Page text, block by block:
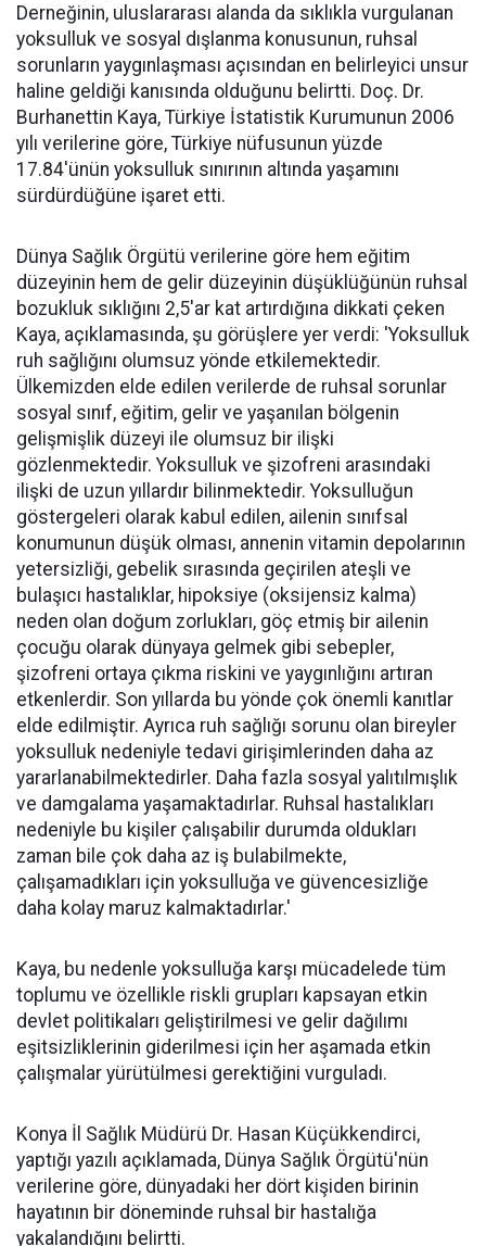
Derneğinin, uluslararası alanda da sıklıkla vurgulanan
yoksulluk ve sosyal dışlanma konusunun, ruhsal
sorunların yaygınlaşması açısından en belirleyici unsur
haline geldiği kanısında olduğunu belirtti. Doç. Dr.
Burhanettin Kaya, Türkiye İstatistik Kurumunun 2006
yılı verilerine göre, Türkiye nüfusunun yüzde
17.84'ünün yoksulluk sınırının altında yaşamını
sürdürdüğüne işaret etti.
Dünya Sağlık Örgütü verilerine göre hem eğitim
düzeyinin hem de gelir düzeyinin düşüklüğünün ruhsal
bozukluk sıklığını 2,5'ar kat artırdığına dikkati çeken
Kaya, açıklamasında, şu görüşlere yer verdi: 'Yoksulluk
ruh sağlığını olumsuz yönde etkilemektedir.
Ülkemizden elde edilen verilerde de ruhsal sorunlar
sosyal sınıf, eğitim, gelir ve yaşanılan bölgenin
gelişmişlik düzeyi ile olumsuz bir ilişki
gözlenmektedir. Yoksulluk ve şizofreni arasındaki
ilişki de uzun yıllardır bilinmektedir. Yoksulluğun
göstergeleri olarak kabul edilen, ailenin sınıfsal
konumunun düşük olması, annenin vitamin depolarının
yetersizliği, gebelik sırasında geçirilen ateşli ve
bulaşıcı hastalıklar, hipoksiye (oksijensiz kalma)
neden olan doğum zorlukları, göç etmiş bir ailenin
çocuğu olarak dünyaya gelmek gibi sebepler,
şizofreni ortaya çıkma riskini ve yaygınlığını artıran
etkenlerdir. Son yıllarda bu yönde çok önemli kanıtlar
elde edilmiştir. Ayrıca ruh sağlığı sorunu olan bireyler
yoksulluk nedeniyle tedavi girişimlerinden daha az
yararlanabilmektedirler. Daha fazla sosyal yalıtılmışlık
ve damgalama yaşamaktadırlar. Ruhsal hastalıkları
nedeniyle bu kişiler çalışabilir durumda oldukları
zaman bile çok daha az iş bulabilmekte,
çalışamadıkları için yoksulluğa ve güvencesizliğe
daha kolay maruz kalmaktadırlar.'
Kaya, bu nedenle yoksulluğa karşı mücadelede tüm
toplumu ve özellikle riskli grupları kapsayan etkin
devlet politikaları geliştirilmesi ve gelir dağılımı
eşitsizliklerinin giderilmesi için her aşamada etkin
çalışmalar yürütülmesi gerektiğini vurguladı.
Konya İl Sağlık Müdürü Dr. Hasan Küçükkendirci,
yaptığı yazılı açıklamada, Dünya Sağlık Örgütü'nün
verilerine göre, dünyadaki her dört kişiden birinin
hayatının bir döneminde ruhsal bir hastalığa
yakalandığını belirtti.